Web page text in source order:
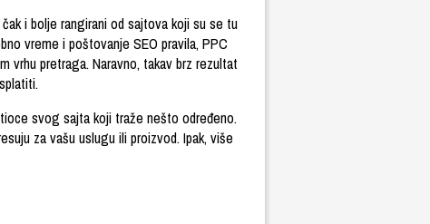
i bolje rangirani od sajtova koji su se tu
vreme i poštovanje SEO pravila, PPC
vrhu pretraga. Naravno, takav brz rezultat
svog sajta koji traže nešto određeno.
za vašu uslugu ili proizvod. Ipak, više